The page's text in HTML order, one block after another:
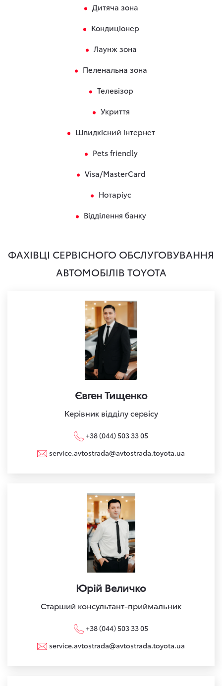
Дитяча зона
Кондиціонер
Лаунж зона
Пеленальна зона
Телевізор
Укриття
Швидкісний інтернет
Pets friendly
Visa/MasterCard
Нотаріус
Відділення банку
ФАХІВЦІ СЕРВІСНОГО ОБСЛУГОВУВАННЯ
АВТОМОБІЛІВ TOYOTA
Євген Тищенко
Керівник відділу сервісу
+38 (044) 503 33 05
service.avtostrada@avtostrada.toyota.ua
Юрій Величко
Старший консультант-приймальник
+38 (044) 503 33 05
service.avtostrada@avtostrada.toyota.ua